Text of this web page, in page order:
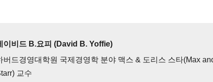
이비드 B.요피 (David B. Yoffie)
버드경영대학원 국제경영학 분야 맥스 & 도리스 스타(Max
교수